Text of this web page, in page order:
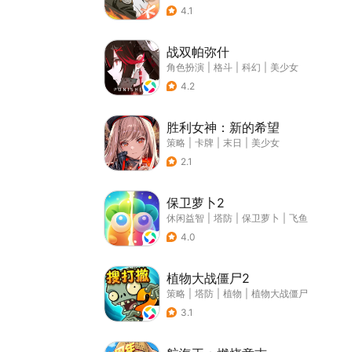
4.1
战双帕弥什
角色扮演 格斗 科幻
美少女
4.2
胜利女神：新的希望
策略 卡牌 末日
美少女
2.1
保卫萝卜2
休闲益智 塔防 保卫萝卜
飞鱼
4.0
植物大战僵尸2
策略 塔防 植物
植物大战僵尸
3.1